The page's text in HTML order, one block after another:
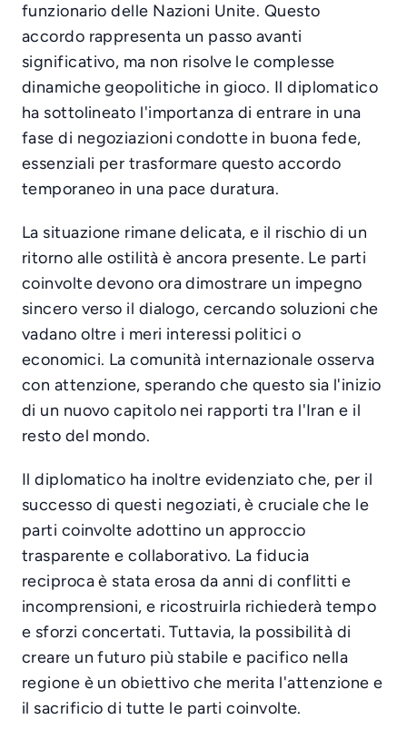
funzionario delle Nazioni Unite. Questo
accordo rappresenta un passo avanti
significativo, ma non risolve le complesse
dinamiche geopolitiche in gioco. Il diplomatico
ha sottolineato l'importanza di entrare in una
fase di negoziazioni condotte in buona fede,
essenziali per trasformare questo accordo
temporaneo in una pace duratura.
La situazione rimane delicata, e il rischio di un
ritorno alle ostilità è ancora presente. Le parti
coinvolte devono ora dimostrare un impegno
sincero verso il dialogo, cercando soluzioni che
vadano oltre i meri interessi politici o
economici. La comunità internazionale osserva
con attenzione, sperando che questo sia l'inizio
di un nuovo capitolo nei rapporti tra l'Iran e il
resto del mondo.
Il diplomatico ha inoltre evidenziato che, per il
successo di questi negoziati, è cruciale che le
parti coinvolte adottino un approccio
trasparente e collaborativo. La fiducia
reciproca è stata erosa da anni di conflitti e
incomprensioni, e ricostruirla richiederà tempo
e sforzi concertati. Tuttavia, la possibilità di
creare un futuro più stabile e pacifico nella
regione è un obiettivo che merita l'attenzione e
il sacrificio di tutte le parti coinvolte.